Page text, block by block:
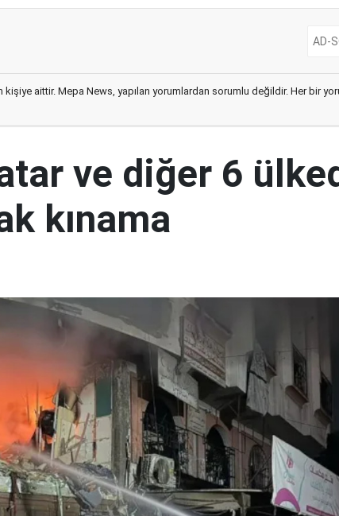
aittir. Mepa News, yapılan yorumlardan sorumlu değildir. Her bir
ve diğer 6
kınama